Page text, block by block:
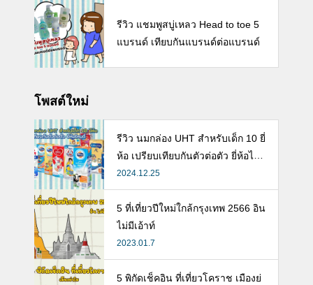
รีวิว แชมพูสบู่เหลว Head to toe 5
แบรนด์ เทียบกันแบรนด์ต่อแบรนด์
โพสต์ใหม่
รีวิว นมกล่อง UHT สำหรับเด็ก 10 ยี่
ห้อ เปรียบเทียบกันตัวต่อตัว ยี่ห้อไห
นดี พร้อมแนะวิธีการเลือกนมกล่องใ
ห้ลูก
2024.12.25
5 ที่เที่ยวปีใหม่ใกล้กรุงเทพ 2566 อิน
ไม่มีเอ้าท์
2023.01.7
5 พิกัดเช็คอิน ที่เที่ยวโคราช เมืองย่